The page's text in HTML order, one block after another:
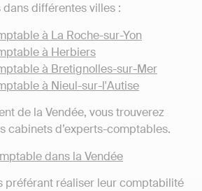
différentes villes :
à La Roche-sur-Yon
à Herbiers
à Bretignolles-sur-Mer
à Nieul-sur-l'Autise
de la Vendée, vous trouverez
cabinets d’experts-comptables.
dans la Vendée
préférant réaliser leur comptabilité